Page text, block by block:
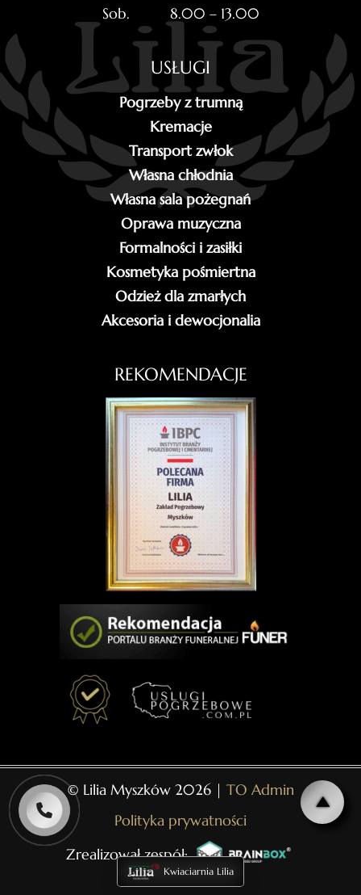
Sob. 8.00 – 13.00
USŁUGI
Pogrzeby z trumną
Kremacje
Transport zwłok
Własna chłodnia
Własna sala pożegnań
Oprawa muzyczna
Formalności i zasiłki
Kosmetyka pośmiertna
Odzież dla zmarłych
Akcesoria i dewocjonalia
REKOMENDACJE
© Lilia Myszków 2026 | TO Admin
Polityka prywatności
Zrealizował zespół:
Kwiaciarnia Lilia